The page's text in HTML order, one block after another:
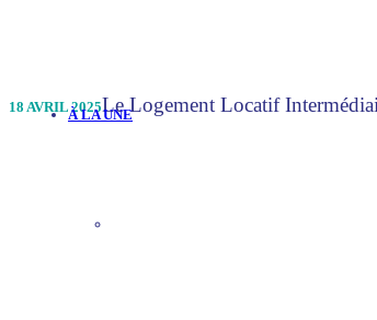
À LA UNE
18 AVRIL 2025Le Logement Locatif